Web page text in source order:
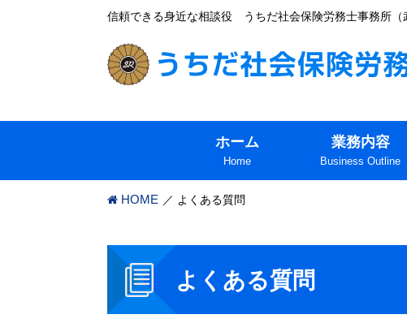
信頼できる身近な相談役 うちだ社会保険労務士事務所（
ホーム
Home
業務内容
Business Outline
HOME よくある質問
よくある質問